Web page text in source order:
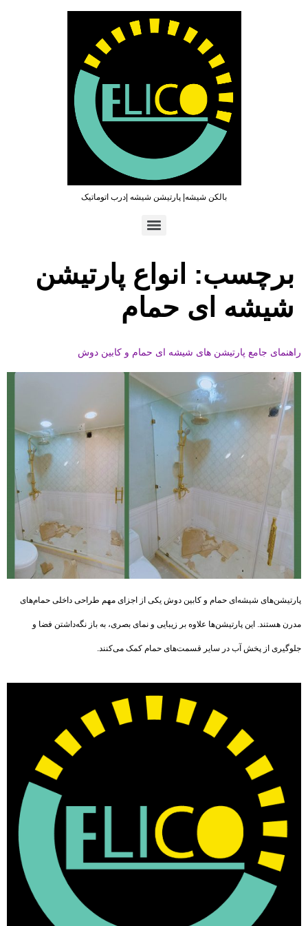
بالکن شیشه| پارتیشن شیشه |درب اتوماتیک
برچسب: انواع پارتیشن
شیشه ای حمام
راهنمای جامع پارتیشن های شیشه ای حمام و کابین دوش
پارتیشن‌های شیشه‌ای حمام و کابین دوش یکی از اجزای مهم طراحی داخلی حمام‌های
مدرن هستند. این پارتیشن‌ها علاوه بر زیبایی و نمای بصری، به باز نگه‌داشتن فضا و
جلوگیری از پخش آب در سایر قسمت‌های حمام کمک می‌کنند.